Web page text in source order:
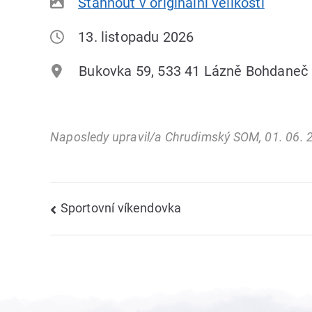
13. listopadu 2026
Bukovka 59, 533 41 Lázně Bohdaneč
Naposledy upravil/a Chrudimský SOM, 01. 06.
Navigace
pro
Sportovní víkendovka